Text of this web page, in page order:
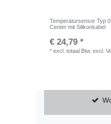
Temperatursensor Typ
Center mit Silikonkabel
€ 24,79 *
*excl. totaal Btw. excl.